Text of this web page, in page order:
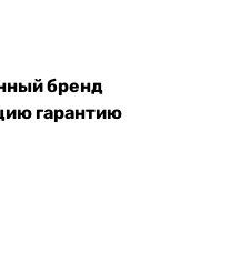
бренд
гарантию